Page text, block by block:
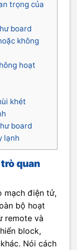
trọng của
board
không
hoạt
khét
board
lạnh
quan
mạch điện tử,
bộ hoạt
remote và
block,
Nói cách